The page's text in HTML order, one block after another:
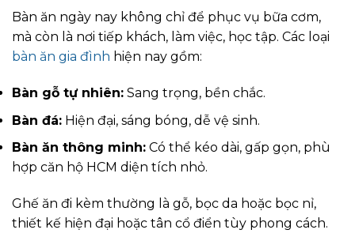
Bàn ăn ngày nay không chỉ để phục vụ bữa cơm,
mà còn là nơi tiếp khách, làm việc, học tập. Các loại
bàn ăn gia đình hiện nay gồm:
Bàn gỗ tự nhiên: Sang trọng, bền chắc.
Bàn đá: Hiện đại, sáng bóng, dễ vệ sinh.
Bàn ăn thông minh: Có thể kéo dài, gấp gọn, phù
hợp căn hộ HCM diện tích nhỏ.
Ghế ăn đi kèm thường là gỗ, bọc da hoặc bọc nỉ,
thiết kế hiện đại hoặc tân cổ điển tùy phong cách.